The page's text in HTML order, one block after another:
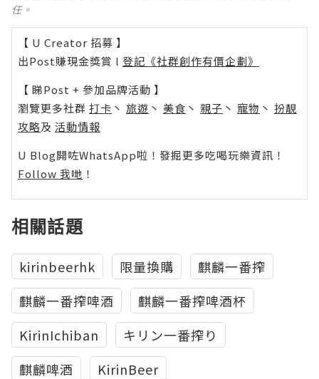
任。
【 U Creator 招募 】
出Post賺現金獎賞 l 登記《社群創作有價企劃》
【 睇Post + 參加品牌活動 】
瀏覽更多社群 打卡 丶 旅遊 丶 美食 丶 親子 丶 寵物 丶 扮靚
攻略及 活動情報
U Blog開咗WhatsApp啦！發掘更多吃喝玩樂資訊！
Follow 我哋 ！
相關話題
kirinbeerhk 限量換購
麒麟一番搾
麒麟一番搾啤酒
麒麟一番搾啤酒杯
KirinIchiban
キリン一番搾り
麒麟啤酒
KirinBeer